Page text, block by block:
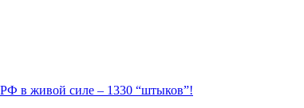
в живой силе – 1330 “штыков”!